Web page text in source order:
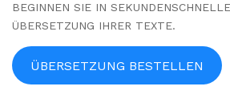
BEGINNEN SIE IN
ÜBERSETZUNG IHRER TEXTE.
ÜBERSETZUNG BESTELLEN